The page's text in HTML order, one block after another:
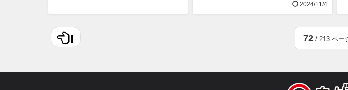
2024/11/4
72/ 213 ペー